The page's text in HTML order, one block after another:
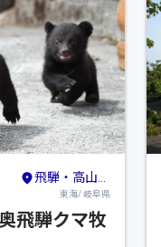
飛騨・高山・奥飛騨
東海/ 岐阜県
飛騨クマ牧